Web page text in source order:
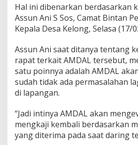
p
a
t
d
a
l
P
K
E
K
Hal ini dibenarkan berdasarkan
Assun Ani S Sos, Camat Bintan
Kepala Desa Kelong, Selasa (17/
Assun Ani saat ditanya tentang
rapat terkait AMDAL tersebut,
satu poinnya adalah AMDAL
sudah tidak ada permasalahan
di lapangan.
“Jadi intinya AMDAL akan
mengkaji kembali berdasarkan
yang diterima pada saat daring